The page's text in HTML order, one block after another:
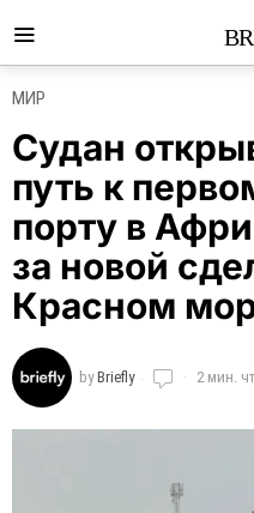
МИР
Судан
путь к
порту в
за новой
Красном
byBriefly 2 мин.